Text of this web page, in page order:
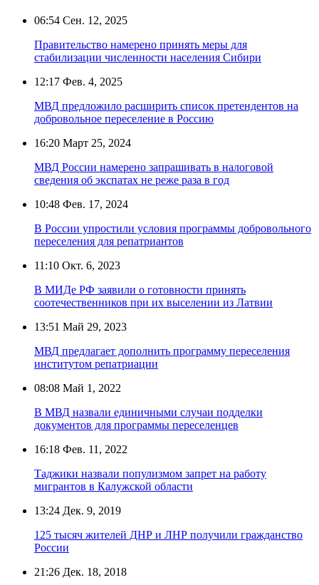
06:54 Сен. 12, 2025
Правительство намерено принять меры для
стабилизации численности населения Сибири
12:17 Фев. 4, 2025
МВД предложило расширить список претендентов на
добровольное переселение в Россию
16:20 Март 25, 2024
МВД России намерено запрашивать в налоговой
сведения об экспатах не реже раза в год
10:48 Фев. 17, 2024
В России упростили условия программы добровольного
переселения для репатриантов
11:10 Окт. 6, 2023
В МИДе РФ заявили о готовности принять
соотечественников при их выселении из Латвии
13:51 Май 29, 2023
МВД предлагает дополнить программу переселения
институтом репатриации
08:08 Май 1, 2022
В МВД назвали единичными случаи подделки
документов для программы переселенцев
16:18 Фев. 11, 2022
Таджики назвали популизмом запрет на работу
мигрантов в Калужской области
13:24 Дек. 9, 2019
125 тысяч жителей ДНР и ЛНР получили гражданство
России
21:26 Дек. 18, 2018